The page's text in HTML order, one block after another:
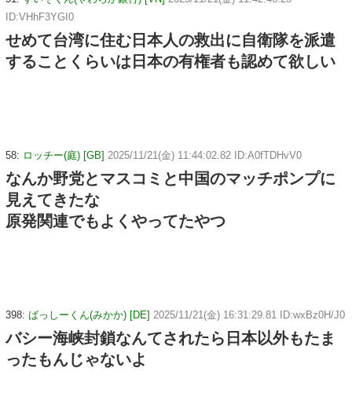
ID:VHhF3YGI0
せめて台湾に住む日本人の救出に自衛隊を派遣
することくらいは日本の有権者も認めて欲しい
58: ロッチー(庭) [GB] 2025/11/21(金) 11:44:02.82 ID:A0fTDHvV0
なんか野党とマスコミと中国のマッチポンプに
見えてきたな
原発関連でもよくやってたやつ
398: ばっしーくん(みかか) [DE] 2025/11/21(金) 16:31:29.81 ID:wxBz0H/J0
バシー海峡封鎖なんてされたら日本以外もたま
ったもんじゃないよ